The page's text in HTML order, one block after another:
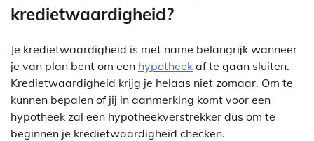
kredietwaardigheid?
Je kredietwaardigheid is met name belangrijk wanneer
je van plan bent om een hypotheek af te gaan sluiten.
Kredietwaardigheid krijg je helaas niet zomaar. Om te
kunnen bepalen of jij in aanmerking komt voor een
hypotheek zal een hypotheekverstrekker dus om te
beginnen je kredietwaardigheid checken.